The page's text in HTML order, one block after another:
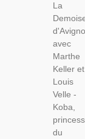
La
avec
Marthe
Keller et
Louis
Velle -
Koba,
du